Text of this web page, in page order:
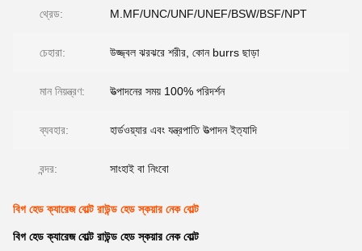
থ্রেড: M.MF/UNC/UNF/UNEF/BSW/BSF/NPT
চেহারা: উজ্জ্বল ঝরঝরে শরীর, কোন burrs ছাড়া
মান নিয়ন্ত্রণ: উত্পাদনের সময় 100% পরিদর্শন
ব্যবহার: হার্ডওয়্যার এবং যন্ত্রপাতি উত্পাদন ইত্যাদি
বন্দর: সাংহাই বা নিংবো
বিগ হেড ক্যারেজ বোল্ট রাউন্ড হেড স্কয়ার নেক বোল্ট
বিগ হেড ক্যারেজ বোল্ট রাউন্ড হেড স্কয়ার নেক বোল্ট